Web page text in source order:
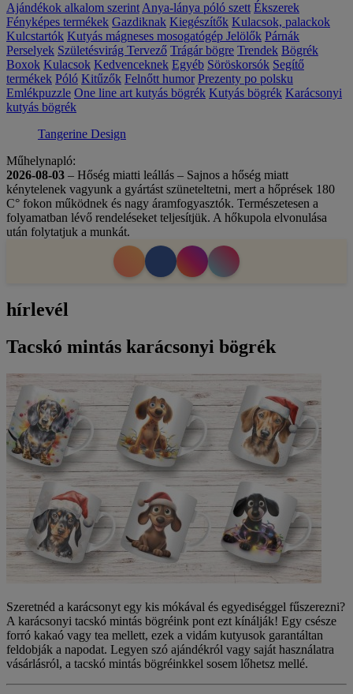
Ajándékok alkalom szerint Anya-lánya póló szett Ékszerek
Fényképes termékek Gazdiknak Kiegészítők Kulacsok, palackok
Kulcstartók Kutyás mágneses mosogatógép Jelölők Párnák
Perselyek Születésvirág Tervező Trágár bögre Trendek Bögrék
Boxok Kulacsok Kedvenceknek Egyéb Söröskorsók Segítő
termékek Póló Kitűzők Felnőtt humor Prezenty po polsku
Emlékpuzzle One line art kutyás bögrék Kutyás bögrék Karácsonyi
kutyás bögrék
Tangerine Design
Műhelynapló:
2026-08-03 – Hőség miatti leállás – Sajnos a hőség miatt
kénytelenek vagyunk a gyártást szüneteltetni, mert a hőprések 180
C° fokon működnek és nagy áramfogyasztók. Természetesen a
folyamatban lévő rendeléseket teljesítjük. A hőkupola elvonulása
után folytatjuk a munkát.
hírlevél
Tacskó mintás karácsonyi bögrék
Szeretnéd a karácsonyt egy kis mókával és egyediséggel fűszerezni?
A karácsonyi tacskó mintás bögréink pont ezt kínálják! Egy csésze
forró kakaó vagy tea mellett, ezek a vidám kutyusok garantáltan
feldobják a napodat. Legyen szó ajándékról vagy saját használatra
vásárlásról, a tacskó mintás bögréinkkel sosem lőhetsz mellé.